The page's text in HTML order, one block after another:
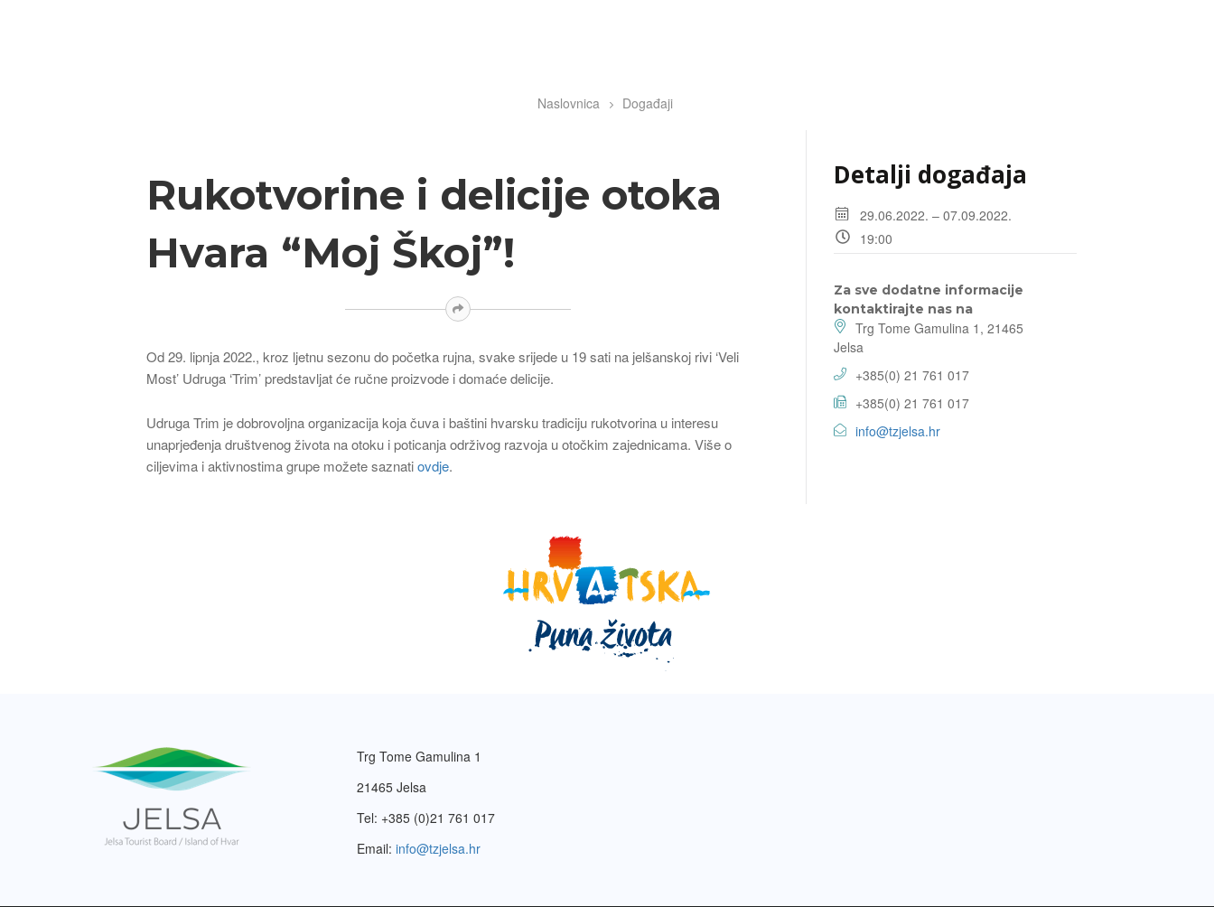
Naslovnica Događaji
Rukotvorine i delicije otoka
Hvara “Moj Škoj”!
Od 29. lipnja 2022., kroz ljetnu sezonu do početka rujna, svake srijede u 19 sati na jelšanskoj rivi ‘Veli
Most’ Udruga ‘Trim’ predstavljat će ručne proizvode i domaće delicije.
Udruga Trim je dobrovoljna organizacija koja čuva i baštini hvarsku tradiciju rukotvorina u interesu
unaprjeđenja društvenog života na otoku i poticanja održivog razvoja u otočkim zajednicama. Više o
ciljevima i aktivnostima grupe možete saznatiovdje.
Detalji događaja
29.06.2022. – 07.09.2022.
19:00
Za sve dodatne informacije
kontaktirajte nas na
Trg Tome Gamulina 1, 21465
Jelsa
+385(0) 21 761 017
+385(0) 21 761 017
info@tzjelsa.hr
Trg Tome Gamulina 1
21465 Jelsa
Tel: +385 (0)21 761 017
Email: info@tzjelsa.hr